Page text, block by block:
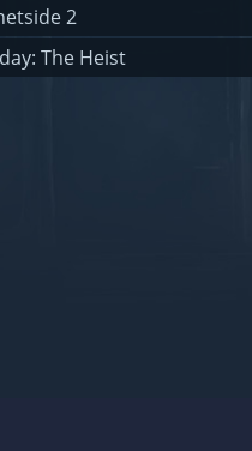
2
The Heist